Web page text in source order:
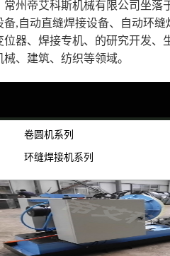
帝艾科斯机械有限公司坐落
备,自动直缝焊接设备、自动环
位器、焊接专机、的研究开发、
械、建筑、纺织等领域。
卷圆机系列
环缝焊接机系列